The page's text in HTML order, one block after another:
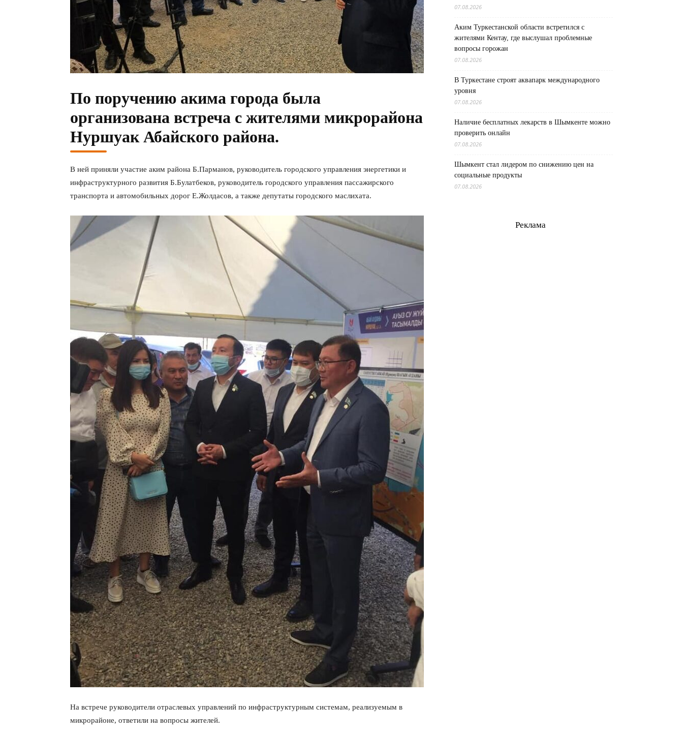
По поручению акима города была
организована встреча с жителями микрорайона
Нуршуак Абайского района.
В ней приняли участие аким района Б.Парманов, руководитель городского управления энергетики и
инфраструктурного развития Б.Булатбеков, руководитель городского управления пассажирского
транспорта и автомобильных дорог Е.Жолдасов, а также депутаты городского маслихата.
На встрече руководители отраслевых управлений по инфраструктурным системам, реализуемым в
микрорайоне, ответили на вопросы жителей.
07.08.2026
Аким Туркестанской области встретился с
жителями Кентау, где выслушал проблемные
вопросы горожан
07.08.2026
В Туркестане строят аквапарк международного
уровня
07.08.2026
Наличие бесплатных лекарств в Шымкенте можно
проверить онлайн
07.08.2026
Шымкент стал лидером по снижению цен на
социальные продукты
07.08.2026
Реклама